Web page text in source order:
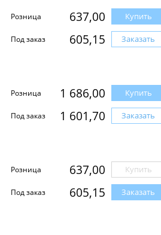
Розница 637,00 Купить
Под заказ 605,15 Заказать
Розница 1 686,00 Купить
Под заказ 1 601,70 Заказать
Розница 637,00 Купить
Под заказ 605,15 Заказать